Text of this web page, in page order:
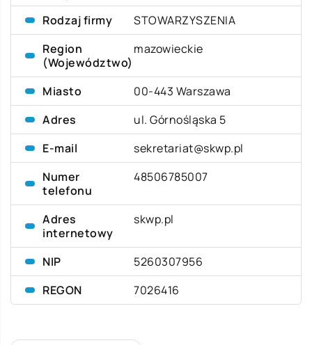
Rodzaj firmy
STOWARZYSZENIA
Region
(Województwo)
mazowieckie
Miasto
00-443 Warszawa
Adres
ul. Górnośląska 5
E-mail
sekretariat@skwp.pl
Numer
telefonu
48506785007
Adres
internetowy
skwp.pl
NIP
5260307956
REGON
7026416